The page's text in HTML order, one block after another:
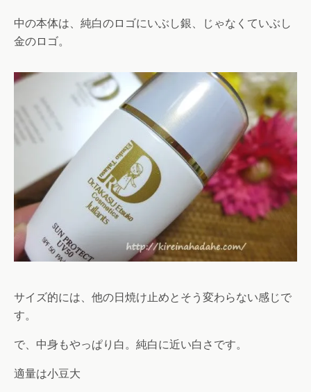
中の本体は、純白のロゴにいぶし銀、じゃなくていぶし
金のロゴ。
サイズ的には、他の日焼け止めとそう変わらない感じで
す。
で、中身もやっぱり白。純白に近い白さです。
適量は小豆大